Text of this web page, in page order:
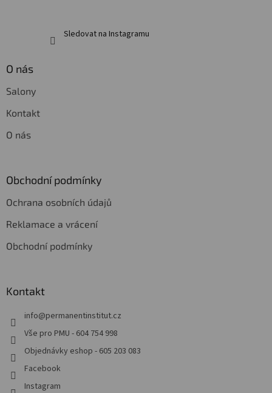
Sledovat na Instagramu
O nás
Salony
Kontakt
O nás
Obchodní podmínky
Ochrana osobních údajů
Reklamace a vrácení
Obchodní podmínky
Kontakt
info@permanentinstitut.cz
Vše pro PMU - 604 754 998
Objednávky eshop - 605 203 083
Facebook
Instagram